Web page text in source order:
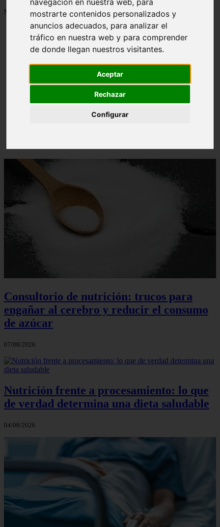
mostrarte contenidos personalizados y
anuncios adecuados, para analizar el
tráfico en nuestra web y para comprender
de donde llegan nuestros visitantes.
Aceptar
Rechazar
Configurar
Mostrando 1 - 24 de 1288 artículos
Contraindicaciones del espino amarillo: conocelas
ahora
Consultorio de nutrición: trucos para
engañar al cerebro y reducir el consumo
de azúcar
07/08/2026
Nutrición frente a procesamiento: lo que
de verdad determina una dieta saludable
04/08/2026